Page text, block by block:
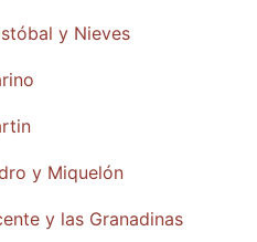
y Nieves
y Miquelón
y las Granadinas